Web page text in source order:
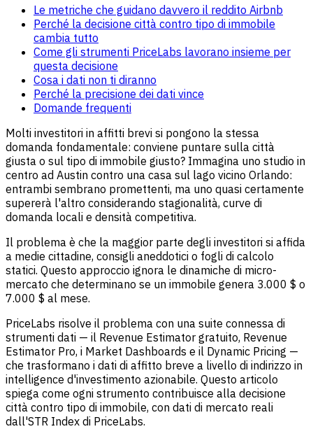
Le metriche che guidano davvero il reddito Airbnb
Perché la decisione città contro tipo di immobile
cambia tutto
Come gli strumenti PriceLabs lavorano insieme per
questa decisione
Cosa i dati non ti diranno
Perché la precisione dei dati vince
Domande frequenti
Molti investitori in affitti brevi si pongono la stessa
domanda fondamentale: conviene puntare sulla città
giusta o sul tipo di immobile giusto? Immagina uno studio in
centro ad Austin contro una casa sul lago vicino Orlando:
entrambi sembrano promettenti, ma uno quasi certamente
supererà l'altro considerando stagionalità, curve di
domanda locali e densità competitiva.
Il problema è che la maggior parte degli investitori si affida
a medie cittadine, consigli aneddotici o fogli di calcolo
statici. Questo approccio ignora le dinamiche di micro-
mercato che determinano se un immobile genera 3.000 $ o
7.000 $ al mese.
PriceLabs risolve il problema con una suite connessa di
strumenti dati — il Revenue Estimator gratuito, Revenue
Estimator Pro, i Market Dashboards e il Dynamic Pricing —
che trasformano i dati di affitto breve a livello di indirizzo in
intelligence d'investimento azionabile. Questo articolo
spiega come ogni strumento contribuisce alla decisione
città contro tipo di immobile, con dati di mercato reali
dall'STR Index di PriceLabs.